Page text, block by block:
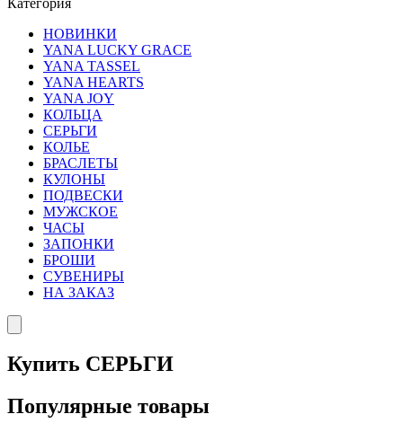
НОВИНКИ
YANA LUCKY GRACE
YANA TASSEL
YANA HEARTS
YANA JOY
КОЛЬЦА
СЕРЬГИ
КОЛЬЕ
БРАСЛЕТЫ
КУЛОНЫ
ПОДВЕСКИ
МУЖСКОЕ
ЧАСЫ
ЗАПОНКИ
БРОШИ
СУВЕНИРЫ
НА ЗАКАЗ
Купить СЕРЬГИ
Популярные товары